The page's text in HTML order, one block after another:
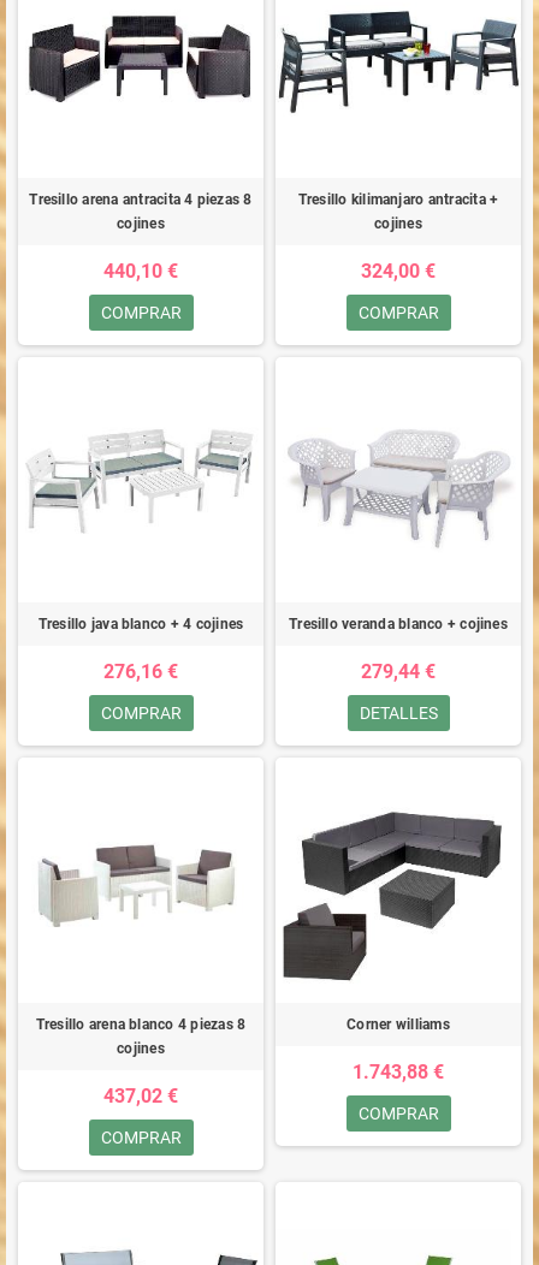
Tresillo arena antracita 4 piezas 8
cojines
440,10 €
COMPRAR
Tresillo kilimanjaro antracita +
cojines
324,00 €
COMPRAR
Tresillo java blanco + 4 cojines
276,16 €
COMPRAR
Tresillo veranda blanco + cojines
279,44 €
DETALLES
Tresillo arena blanco 4 piezas 8
cojines
437,02 €
COMPRAR
Corner williams
1.743,88 €
COMPRAR